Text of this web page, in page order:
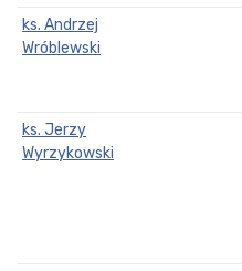
ks. Andrzej
Wróblewski
ks. Jerzy
Wyrzykowski